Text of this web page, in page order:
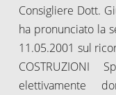
Consigliere Dott.
ha pronunciato la
11.05.2001 sul
elettivamente